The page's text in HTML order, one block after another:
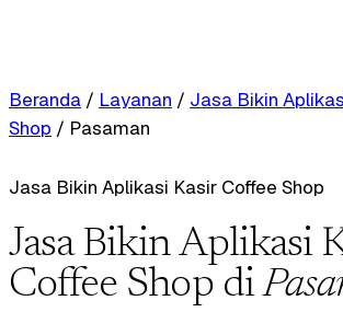
Beranda / Layanan / Jasa Bikin
Shop / Pasaman
Jasa Bikin Aplikasi Kasir Coffee Shop
Jasa Bikin Aplikasi
Coffee Shop di